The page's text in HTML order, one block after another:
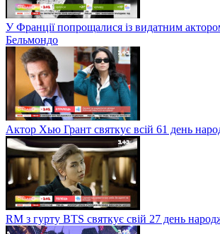
У Франції попрощалися із видатним
Бельмондо
Актор Хью Грант святкує всій 61 день
RM з гурту BTS святкує свій 27 день